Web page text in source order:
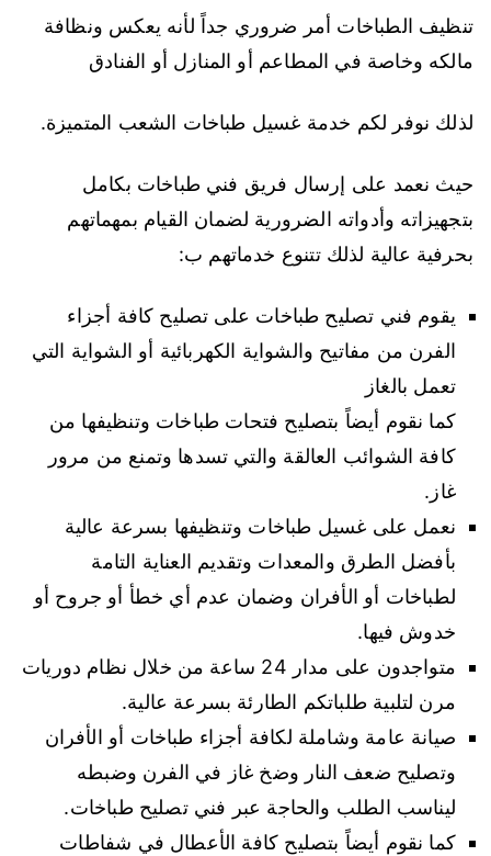
تنظيف الطباخات أمر ضروري جداً لأنه يعكس ونظافة
مالكه وخاصة في المطاعم أو المنازل أو الفنادق
لذلك نوفر لكم خدمة غسيل طباخات الشعب المتميزة.
حيث نعمد على إرسال فريق فني طباخات بكامل
بتجهيزاته وأدواته الضرورية لضمان القيام بمهماتهم
بحرفية عالية لذلك تتنوع خدماتهم ب:
يقوم فني تصليح طباخات على تصليح كافة أجزاء
الفرن من مفاتيح والشواية الكهربائية أو الشواية التي
تعمل بالغاز
كما نقوم أيضاً بتصليح فتحات طباخات وتنظيفها من
كافة الشوائب العالقة والتي تسدها وتمنع من مرور
غاز.
نعمل على غسيل طباخات وتنظيفها بسرعة عالية
بأفضل الطرق والمعدات وتقديم العناية التامة
لطباخات أو الأفران وضمان عدم أي خطأ أو جروح أو
خدوش فيها.
متواجدون على مدار 24 ساعة من خلال نظام دوريات
مرن لتلبية طلباتكم الطارئة بسرعة عالية.
صيانة عامة وشاملة لكافة أجزاء طباخات أو الأفران
وتصليح ضعف النار وضخ غاز في الفرن وضبطه
ليناسب الطلب والحاجة عبر فني تصليح طباخات.
كما نقوم أيضاً بتصليح كافة الأعطال في شفاطات